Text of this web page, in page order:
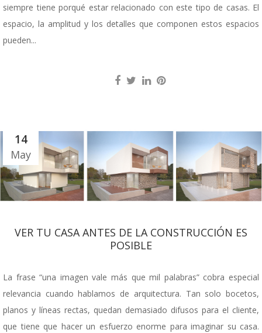
siempre tiene porqué estar relacionado con este tipo de casas. El
espacio, la amplitud y los detalles que componen estos espacios
pueden...
14
May
VER TU CASA ANTES DE LA CONSTRUCCIÓN ES
POSIBLE
La frase “una imagen vale más que mil palabras” cobra especial
relevancia cuando hablamos de arquitectura. Tan solo bocetos,
planos y líneas rectas, quedan demasiado difusos para el cliente,
que tiene que hacer un esfuerzo enorme para imaginar su casa.